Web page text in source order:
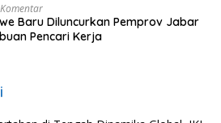
Baru Diluncurkan Pemprov Jabar
Pencari Kerja